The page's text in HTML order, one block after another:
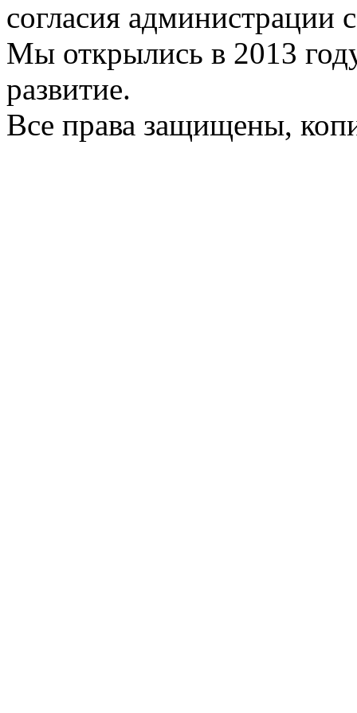
согласия администрации
Мы открылись в 2013
развитие.
Все права защищены,